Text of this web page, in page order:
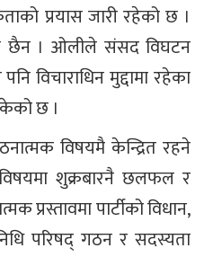
प्रयास जारी रहेको छ ।
छैन । ओलीले संसद विघटन
विचाराधिन मुद्दामा रहेका
छ ।
विषयमै केन्द्रित रहने
शुक्रबारनै छलफल र
प्रस्तावमा पार्टीको विधान,
परिषद् गठन र सदस्यता